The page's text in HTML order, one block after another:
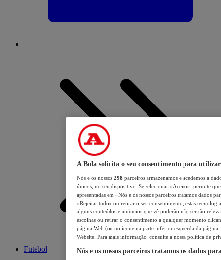
Futebol
A Bola solicita o seu consentimento para utilizar
Nós e os nossos 298 parceiros armazenamos e acedemos a
únicos, no seu dispositivo. Se selecionar «Aceito», permite
apresentadas em «Nós e os nossos parceiros tratamos dados
«Rejeitar tudo» ou retirar o seu consentimento, estas
alguns conteúdos e anúncios que vê poderão não ser tão
escolhas ou retirar o consentimento a qualquer momento
página Web (ou no ícone na parte inferior esquerda da página,
Website. Para mais informação, consulte a nossa política de
Nós e os nossos parceiros tratamos os dados